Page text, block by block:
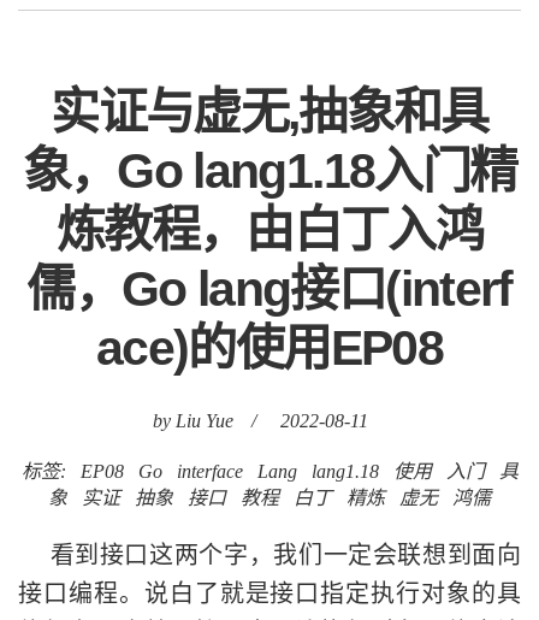
实证与虚无,抽象和具
象，Go lang1.18入门精
炼教程，由白丁入鸿
儒，Go lang接口(interf
ace)的使用EP08
by Liu Yue / 2022-08-11
标签: EP08 Go interface Lang lang1.18 使用 入门
具
象
实证 抽象 接口 教程 白丁 精炼 虚无 鸿儒
看到接口这两个字，我们一定会联想到面向
接口编程。说白了就是接口指定执行对象的具